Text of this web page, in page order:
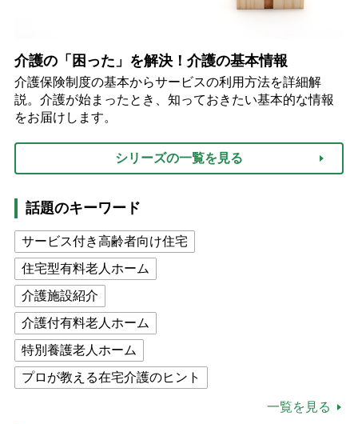
介護の「困った」を解決！介護の基本情報
介護保険制度の基本からサービスの利用方法を詳細解
説。介護が始まったとき、知っておきたい基本的な情報
をお届けします。
シリーズの一覧を見る
話題のキーワード
サービス付き高齢者向け住宅
住宅型有料老人ホーム
介護施設紹介
介護付有料老人ホーム
特別養護老人ホーム
プロが教える在宅介護のヒント
一覧を見る